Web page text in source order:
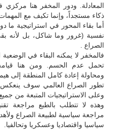
المعادلة. ودور المخفر هنا
ذكاء مستجداً، وإنما تكيف مع المهمات
أما بقاء المحور في استراتيجية ما
نفسية (غرور وما شاكل، بل لأنه
الصراع .
فالمخفر لا يمكنه البقاء في
تحمل عدم الحسم. ومن هنا قيامه
ومحاولة إعادة كامل المنطقة إلى
تطور الصراع العالمي سوف
وعلى الاستراتيجيات المتبعة من
وهذه لا تتطلب بالطبع مراجعة
مراجعة سياسية لطبيعة الصراع
سياسيا واقتصاديا وعسكريا وتحالفيا.